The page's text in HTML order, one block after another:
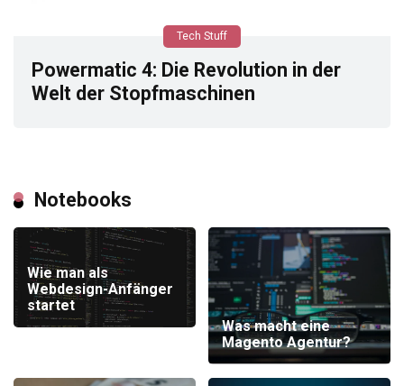
Tech Stuff
Powermatic 4: Die Revolution in der
Welt der Stopfmaschinen
Notebooks
Wie man als
Webdesign-Anfänger
startet
Was macht eine
Magento Agentur?